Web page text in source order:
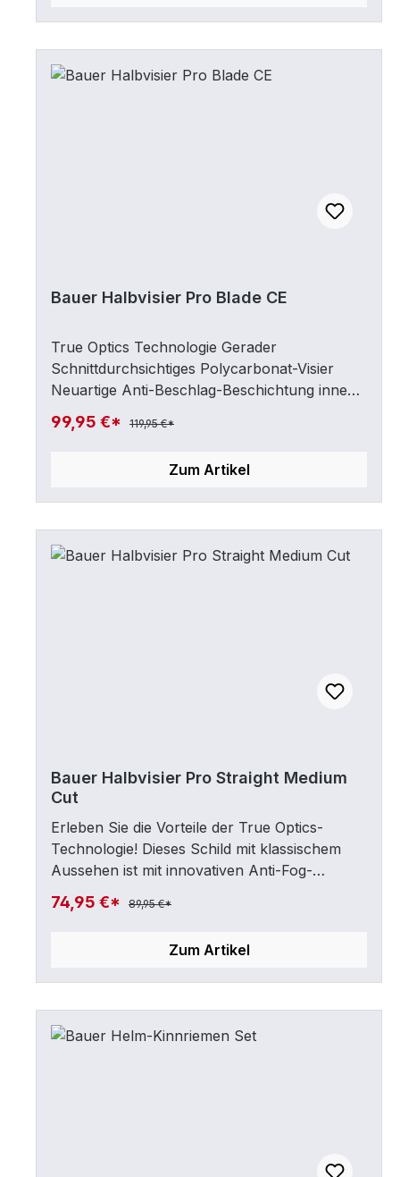
Bauer Halbvisier Pro Blade CE
True Optics Technologie Gerader
Schnittdurchsichtiges Polycarbonat-Visier
Neuartige Anti-Beschlag-Beschichtung innen
Optimierte kratzfeste Beschichtung außen
Zertifiziert nach CSA, HECC, CEinkl. Zubehör
99,95 €* 119,95 €*
Zum Artikel
Bauer Halbvisier Pro Straight Medium
Cut
Erleben Sie die Vorteile der True Optics-
Technologie! Dieses Schild mit klassischem
Aussehen ist mit innovativen Anti-Fog-
undAnti-Scratch-Beschichtungen sowie
schlagfesten Polycarbonat-Materialien
Farbe: transparent Features und
VisierPerformance Neue
Antibeschlagbeschichtung innen, verbesserte
74,95 €* 89,95 €*
Zum Artikel